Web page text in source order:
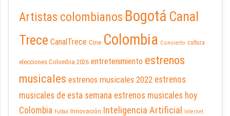
Artistas colombianos Bogotá Canal
Trece CanalTrece Cine Colombia Concierto cultura
elecciones Colombia 2026 entretenimiento estrenos
musicales estrenos musicales 2022 estrenos
musicales de esta semana estrenos musicales hoy
Colombia Futbol Innovación Inteligencia Artificial Internet